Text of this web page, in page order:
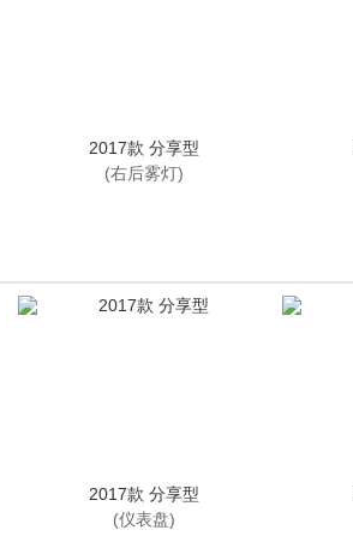
2017款 分享型
(右后雾灯)
2017款 分享型
(仪表盘)